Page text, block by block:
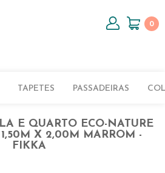
0
TAPETES PASSADEIRAS
E QUARTO ECO-NATURE
X 2,00M MARROM -
FIKKA